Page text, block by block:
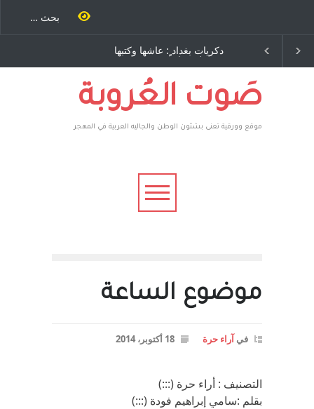
دكريات بغداد ٍ: عاشها وكتبها
:وليد رباح – نيوجرسي –
الولايات المتحدة الامريكية
طاحنة كتب
يوسف يقهر
، فأعطوه
وهم صاغرون،صَوت العُروبة
موقع وورقية تعنى بشئون الوطن والجاليه العربية في المهجر
موضوع الساعة
فيآراء حرة 18 أكتوبر، 2014
التصنيف : أراء حرة (:::)
بقلم :سامي إبراهيم فودة (:::)